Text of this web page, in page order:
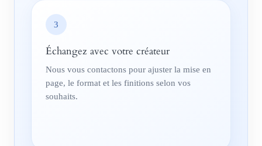
3
Échangez avec votre créateur
Nous vous contactons pour ajuster la mise en
page, le format et les finitions selon vos
souhaits.